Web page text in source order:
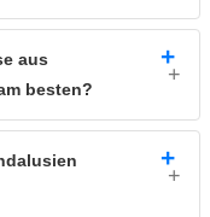
aus
besten?